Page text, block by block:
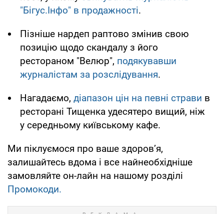
"Бігус.Інфо" в продажності.
Пізніше нардеп раптово змінив свою
позицію щодо скандалу з його
рестораном "Велюр", подякувавши
журналістам за розслідування.
Нагадаємо, діапазон цін на певні страви в
ресторані Тищенка удесятеро вищий, ніж
у середньому київському кафе.
Ми піклуємося про ваше здоров’я,
залишайтесь вдома і все найнеобхідніше
замовляйте он-лайн на нашому розділі
Промокоди.